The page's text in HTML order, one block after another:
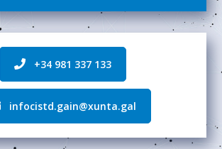
+34 981 337 133
infocistd.gain@xunta.gal